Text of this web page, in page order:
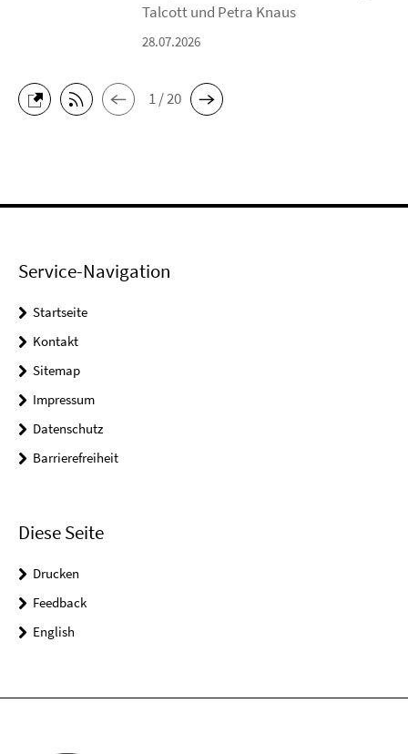
Talcott und Petra Knaus
28.07.2026
1 / 20
Service-Navigation
Startseite
Kontakt
Sitemap
Impressum
Datenschutz
Barrierefreiheit
Diese Seite
Drucken
Feedback
English